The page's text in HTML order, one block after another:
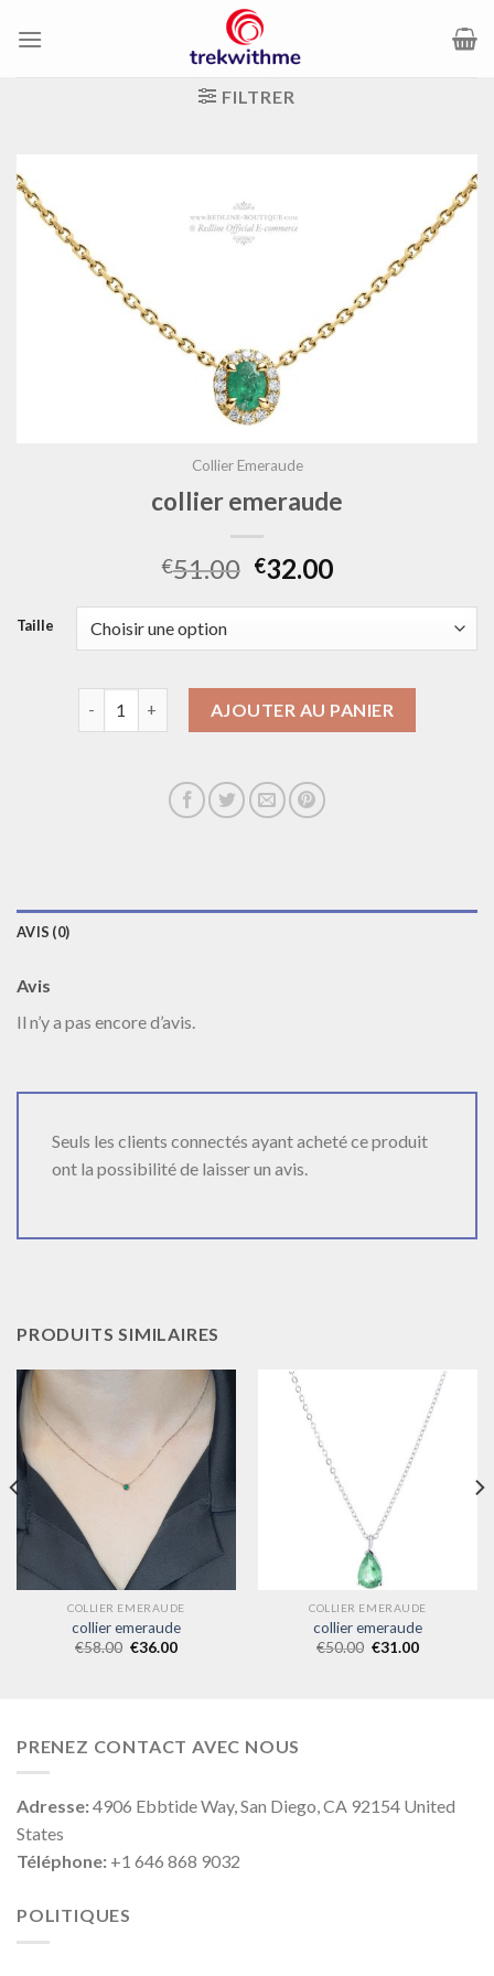
FILTRER
Collier Emeraude
collier emeraude
€51.00 €32.00
Taille
AJOUTER AU PANIER
AVIS (0)
Avis
Il n’y a pas encore d’avis.
Seuls les clients connectés ayant acheté ce produit
ont la possibilité de laisser un avis.
PRODUITS SIMILAIRES
COLLIER EMERAUDE
collier emeraude
€58.00 €36.00
COLLIER EMERAUDE
collier emeraude
€50.00 €31.00
PRENEZ CONTACT AVEC NOUS
Adresse:4906 Ebbtide Way, San Diego, CA 92154 United
States
Téléphone: +1 646 868 9032
POLITIQUES